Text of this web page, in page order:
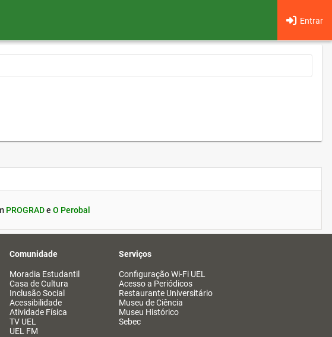
Entrar
PROGRADe O Perobal
Comunidade
Moradia Estudantil
Casa de Cultura
Inclusão Social
Acessibilidade
Atividade Física
TV UEL
UEL FM
Serviços
Configuração Wi-Fi UEL
Acesso a Periódicos
Restaurante Universitário
Museu de Ciência
Museu Histórico
Sebec